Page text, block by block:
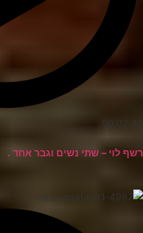
00:02:40
רשף לוי – שתי נשים וגבר אחד .